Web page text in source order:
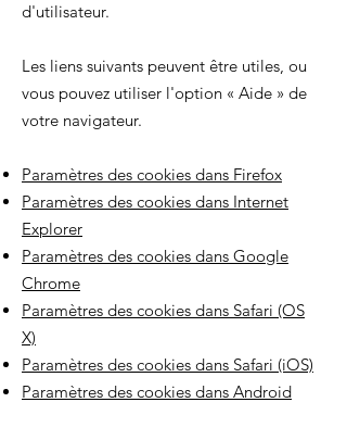
d'utilisateur.
Les liens suivants peuvent être utiles, ou
vous pouvez utiliser l'option « Aide » de
votre navigateur.
Paramètres des cookies dans Firefox
Paramètres des cookies dans Internet
Explorer
Paramètres des cookies dans Google
Chrome
Paramètres des cookies dans Safari (OS
X)
Paramètres des cookies dans Safari (iOS)
Paramètres des cookies dans Android